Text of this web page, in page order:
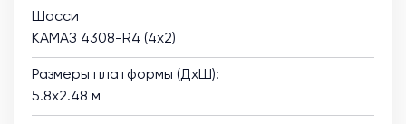
Шасси
КАМАЗ 4308-R4 (4х2)
Размеры платформы (ДхШ):
5.8х2.48 м